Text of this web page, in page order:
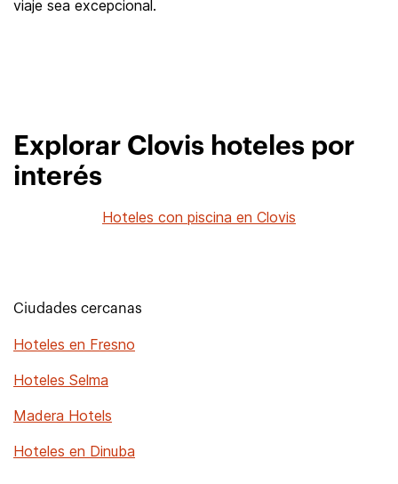
viaje sea excepcional.
Explorar Clovis hoteles por
interés
Hoteles con piscina en Clovis
Ciudades cercanas
Hoteles en Fresno
Hoteles Selma
Madera Hotels
Hoteles en Dinuba